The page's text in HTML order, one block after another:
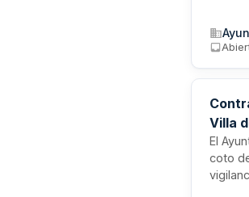
Se
de
Villa
El
coto